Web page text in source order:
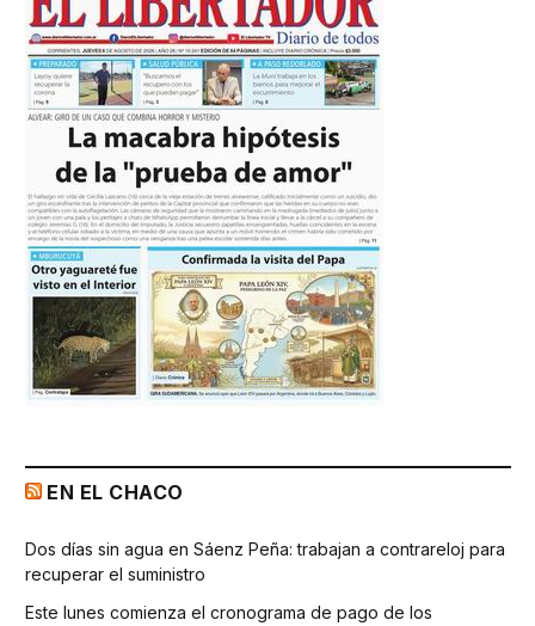
EN EL CHACO
Dos días sin agua en Sáenz Peña: trabajan a contrareloj para
recuperar el suministro
Este lunes comienza el cronograma de pago de los